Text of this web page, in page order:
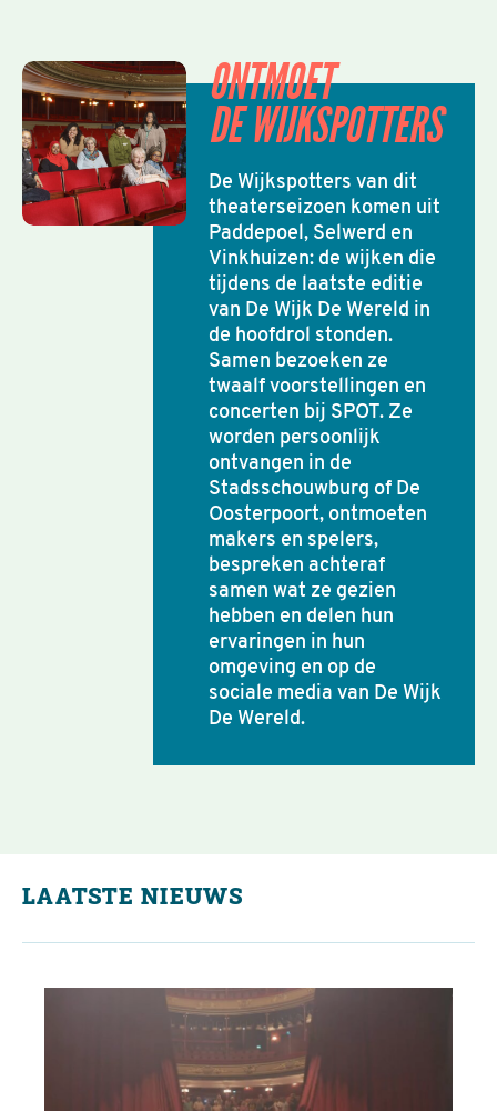
ONTMOET
DE WIJKSPOTTERS
De Wijkspotters van dit
theaterseizoen komen uit
Paddepoel, Selwerd en
Vinkhuizen: de wijken die
tijdens de laatste editie
van De Wijk De Wereld in
de hoofdrol stonden.
Samen bezoeken ze
twaalf voorstellingen en
concerten bij SPOT. Ze
worden persoonlijk
ontvangen in de
Stadsschouwburg of De
Oosterpoort, ontmoeten
makers en spelers,
bespreken achteraf
samen wat ze gezien
hebben en delen hun
ervaringen in hun
omgeving en op de
sociale media van De Wijk
De Wereld.
LAATSTE NIEUWS